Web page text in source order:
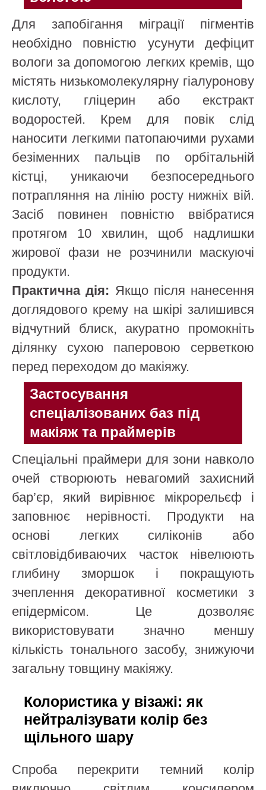
Для запобігання міграції пігментів
необхідно повністю усунути дефіцит
вологи за допомогою легких кремів, що
містять низькомолекулярну гіалуронову
кислоту, гліцерин або екстракт
водоростей. Крем для повік слід
наносити легкими патопаючими рухами
безіменних пальців по орбітальній
кістці, уникаючи безпосереднього
потрапляння на лінію росту нижніх вій.
Засіб повинен повністю ввібратися
протягом 10 хвилин, щоб надлишки
жирової фази не розчинили маскуючі
продукти.
Практична дія: Якщо після нанесення
доглядового крему на шкірі залишився
відчутний блиск, акуратно промокніть
ділянку сухою паперовою серветкою
перед переходом до макіяжу.
Застосування
спеціалізованих баз під
макіяж та праймерів
Спеціальні праймери для зони навколо
очей створюють невагомий захисний
бар’єр, який вирівнює мікрорельєф і
заповнює нерівності. Продукти на
основі легких силіконів або
світловідбиваючих часток нівелюють
глибину зморшок і покращують
зчеплення декоративної косметики з
епідермісом. Це дозволяє
використовувати значно меншу
кількість тонального засобу, знижуючи
загальну товщину макіяжу.
Колористика у візажі: як
нейтралізувати колір без
щільного шару
Спроба перекрити темний колір